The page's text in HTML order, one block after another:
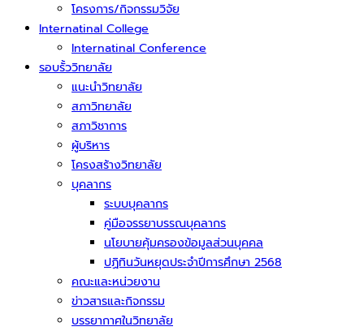
โครงการ/กิจกรรมวิจัย
Internatinal College
Internatinal Conference
รอบรั้ววิทยาลัย
แนะนำวิทยาลัย
สภาวิทยาลัย
สภาวิชาการ
ผู้บริหาร
โครงสร้างวิทยาลัย
บุคลากร
ระบบบุคลากร
คู่มือจรรยาบรรณบุคลากร
นโยบายคุ้มครองข้อมูลส่วนบุคคล
ปฏิทินวันหยุดประจำปีการศึกษา 2568
คณะและหน่วยงาน
ข่าวสารและกิจกรรม
บรรยากาศในวิทยาลัย